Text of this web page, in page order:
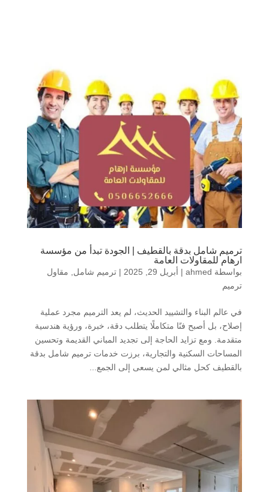
ترميم شامل بدقة بالقطيف | الجودة تبدأ من مؤسسة
ارهام للمقاولات العامة
بواسطة ahmed
| أبريل 29, 2025 | ترميم شامل
مقاول
ترميم
في عالم البناء والتشييد الحديث، لم يعد الترميم مجرد عملية
إصلاح، بل أصبح فنًا متكاملًا يتطلب دقة، خبرة، ورؤية هندسية
متقدمة. ومع تزايد الحاجة إلى تجديد المباني القديمة وتحسين
المساحات السكنية والتجارية، برزت خدمات ترميم شامل بدقة
بالقطيف كحل مثالي لمن يسعى إلى الجمع...